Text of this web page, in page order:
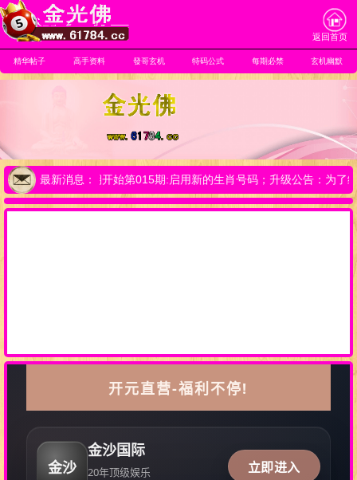
返回首页
精华帖子 高手资料 發哥玄机 特码公式 每期必禁 玄机幽默
最新消息：
】友情提示:从本期开始第015期:启用新的生肖号码；升级公告：为了